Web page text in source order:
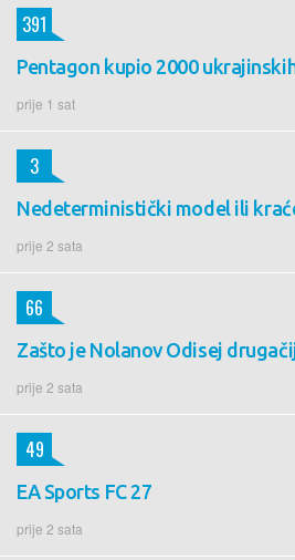
Pentagon kupio 2000
prije 1 sat
391
Nedeterministički model ili
prije 2 sata
3
Zašto je Nolanov Odisej
prije 2 sata
66
EA Sports FC 27
prije 2 sata
49